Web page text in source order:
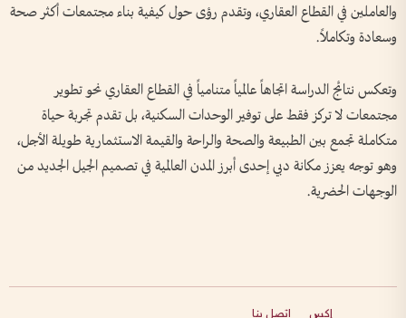
والعاملين في القطاع العقاري، وتقدم رؤى حول كيفية بناء مجتمعات أكثر صحة
وسعادة وتكاملاً.
وتعكس نتائج الدراسة اتجاهاً عالمياً متنامياً في القطاع العقاري نحو تطوير
مجتمعات لا تركز فقط على توفير الوحدات السكنية، بل تقدم تجربة حياة
متكاملة تجمع بين الطبيعة والصحة والراحة والقيمة الاستثمارية طويلة الأجل،
وهو توجه يعزز مكانة دبي إحدى أبرز المدن العالمية في تصميم الجيل الجديد من
الوجهات الحضرية.
إكس اتصل بنا